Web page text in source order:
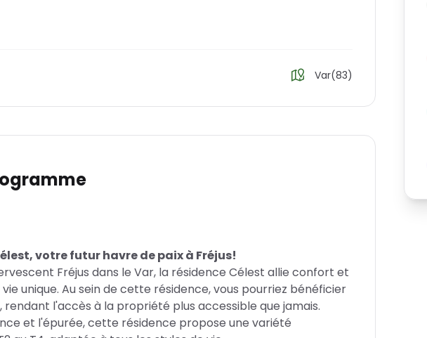
Var(83)
votre futur havre de paix à Fréjus!
Fréjus dans le Var, la résidence Célest allie confort et
unique. Au sein de cette résidence, vous pourriez bénéficier
rendant l'accès à la propriété plus accessible que jamais.
et l'épurée, cette résidence propose une variété